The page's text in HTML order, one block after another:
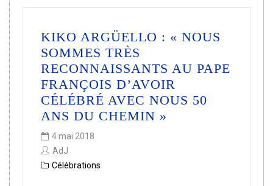
KIKO ARGÜELLO : « NOUS
SOMMES TRÈS
RECONNAISSANTS AU PAPE
FRANÇOIS D’AVOIR
CÉLÉBRÉ AVEC NOUS 50
ANS DU CHEMIN »
4 mai 2018
AdJ
Célébrations